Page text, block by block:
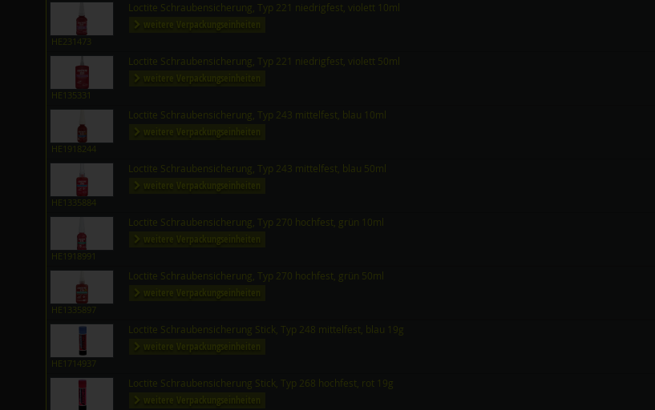
HE231473
Loctite Schraubensicherung, Typ 221 niedrigfest, violett 10ml
weitere Verpackungseinheiten
HE135331
Loctite Schraubensicherung, Typ 221 niedrigfest, violett 50ml
weitere Verpackungseinheiten
HE1918244
Loctite Schraubensicherung, Typ 243 mittelfest, blau 10ml
weitere Verpackungseinheiten
HE1335884
Loctite Schraubensicherung, Typ 243 mittelfest, blau 50ml
weitere Verpackungseinheiten
HE1918991
Loctite Schraubensicherung, Typ 270 hochfest, grün 10ml
weitere Verpackungseinheiten
HE1335897
Loctite Schraubensicherung, Typ 270 hochfest, grün 50ml
weitere Verpackungseinheiten
HE1714937
Loctite Schraubensicherung Stick, Typ 248 mittelfest, blau 19g
weitere Verpackungseinheiten
Loctite Schraubensicherung Stick, Typ 268 hochfest, rot 19g
weitere Verpackungseinheiten